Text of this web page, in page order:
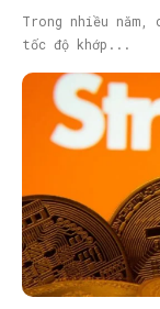
Trong nhiều năm,
tốc độ khớp...